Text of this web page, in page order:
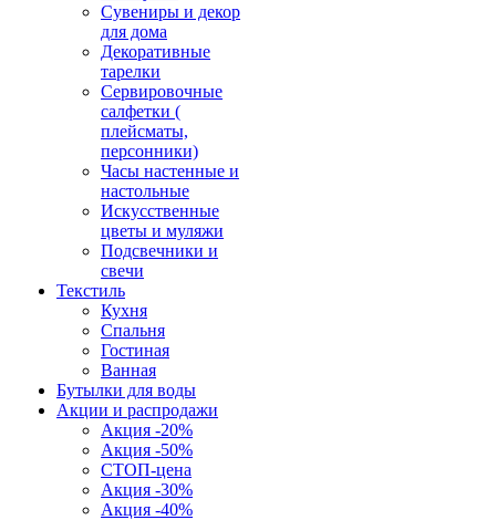
Сувениры и декор
для дома
Декоративные
тарелки
Сервировочные
салфетки (
плейсматы,
персонники)
Часы настенные и
настольные
Искусственные
цветы и муляжи
Подсвечники и
свечи
Текстиль
Кухня
Спальня
Гостиная
Ванная
Бутылки для воды
Акции и распродажи
Акция -20%
Акция -50%
СТОП-цена
Акция -30%
Акция -40%